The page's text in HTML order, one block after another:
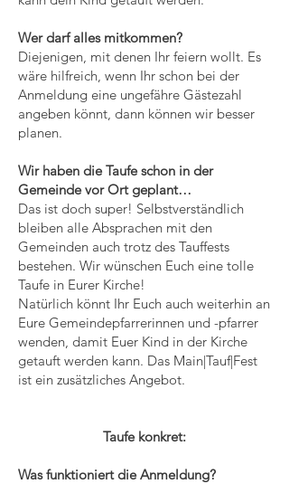
Wer darf alles mitkommen?
Diejenigen, mit denen Ihr feiern wollt. Es
wäre hilfreich, wenn Ihr schon bei der
Anmeldung eine ungefähre Gästezahl
angeben könnt, dann können wir besser
planen.
Wir haben die Taufe schon in der
Gemeinde vor Ort geplant…
Das ist doch super! Selbstverständlich
bleiben alle Absprachen mit den
Gemeinden auch trotz des Tauffests
bestehen. Wir wünschen Euch eine tolle
Taufe in Eurer Kirche!
Natürlich könnt Ihr Euch auch weiterhin an
Eure Gemeindepfarrerinnen und -pfarrer
wenden, damit Euer Kind in der Kirche
getauft werden kann. Das Main|Tauf|Fest
ist ein zusätzliches Angebot.
Taufe konkret:
Was funktioniert die Anmeldung?